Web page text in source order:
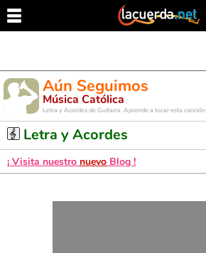
Aún Seguimos
Música Católica
Letra y Acordes de Guitarra. Aprende a tocar esta canción
Letra y Acordes
¡ Visita nuestro nuevo Blog !